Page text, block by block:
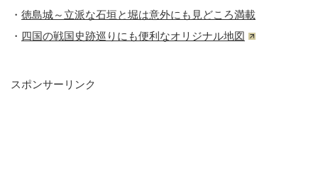
・ 徳島城～立派な石垣と堀は意外にも見どころ満載
・ 四国の戦国史跡巡りにも便利なオリジナル地図
スポンサーリンク